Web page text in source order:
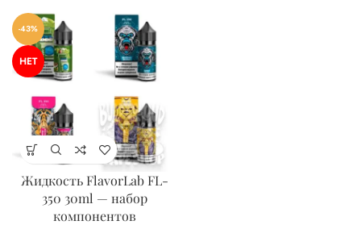
-43%
НЕТ
Жидкость FlavorLab FL-
350 30ml — набор
компонентов